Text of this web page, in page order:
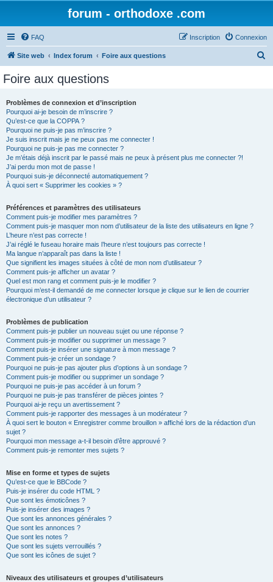
forum - orthodoxe .com
FAQ Connexion
Inscription
Site web Index forum Foire aux questions
Foire aux questions
Problèmes de connexion et d’inscription
Pourquoi ai-je besoin de m’inscrire ?
Qu’est-ce que la COPPA ?
Pourquoi ne puis-je pas m’inscrire ?
Je suis inscrit mais je ne peux pas me connecter !
Pourquoi ne puis-je pas me connecter ?
Je m’étais déjà inscrit par le passé mais ne peux à présent plus me connecter ?!
J’ai perdu mon mot de passe !
Pourquoi suis-je déconnecté automatiquement ?
À quoi sert « Supprimer les cookies » ?
Préférences et paramètres des utilisateurs
Comment puis-je modifier mes paramètres ?
Comment puis-je masquer mon nom d’utilisateur de la liste des utilisateurs en ligne ?
L’heure n’est pas correcte !
J’ai réglé le fuseau horaire mais l’heure n’est toujours pas correcte !
Ma langue n’apparaît pas dans la liste !
Que signifient les images situées à côté de mon nom d’utilisateur ?
Comment puis-je afficher un avatar ?
Quel est mon rang et comment puis-je le modifier ?
Pourquoi m’est-il demandé de me connecter lorsque je clique sur le lien de courrier
électronique d’un utilisateur ?
Problèmes de publication
Comment puis-je publier un nouveau sujet ou une réponse ?
Comment puis-je modifier ou supprimer un message ?
Comment puis-je insérer une signature à mon message ?
Comment puis-je créer un sondage ?
Pourquoi ne puis-je pas ajouter plus d’options à un sondage ?
Comment puis-je modifier ou supprimer un sondage ?
Pourquoi ne puis-je pas accéder à un forum ?
Pourquoi ne puis-je pas transférer de pièces jointes ?
Pourquoi ai-je reçu un avertissement ?
Comment puis-je rapporter des messages à un modérateur ?
À quoi sert le bouton « Enregistrer comme brouillon » affiché lors de la rédaction d’un
sujet ?
Pourquoi mon message a-t-il besoin d’être approuvé ?
Comment puis-je remonter mes sujets ?
Mise en forme et types de sujets
Qu’est-ce que le BBCode ?
Puis-je insérer du code HTML ?
Que sont les émoticônes ?
Puis-je insérer des images ?
Que sont les annonces générales ?
Que sont les annonces ?
Que sont les notes ?
Que sont les sujets verrouillés ?
Que sont les icônes de sujet ?
Niveaux des utilisateurs et groupes d’utilisateurs